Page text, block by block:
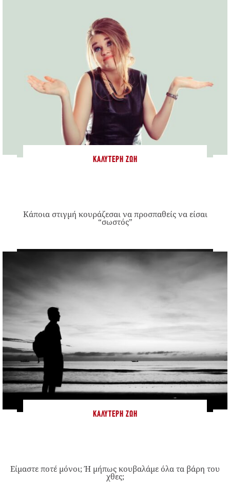
ΚΑΛΎΤΕΡΗ ΖΩΉ
Κάποια στιγμή κουράζεσαι να προσπαθείς να είσαι
“σωστός”
ΚΑΛΎΤΕΡΗ ΖΩΉ
Είμαστε ποτέ μόνοι; Ή μήπως κουβαλάμε όλα τα βάρη του
χθες;